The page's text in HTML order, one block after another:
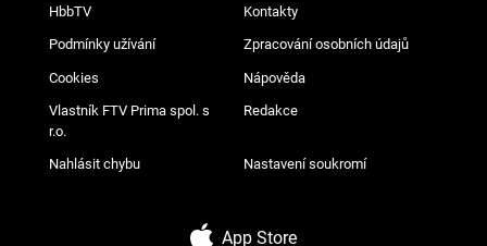
HbbTV Kontakty
Podmínky užívání Zpracování osobních údajů
Cookies Nápověda
Vlastník FTV Prima spol. s
r.o.
Redakce
Nahlásit chybu Nastavení soukromí
App Store